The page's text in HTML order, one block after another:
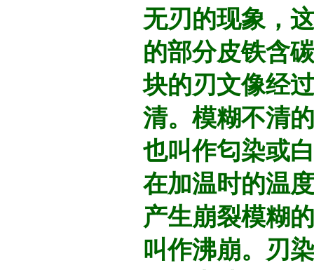
无刃的现象，
的部分皮铁含
块的刃文像经
清。模糊不清
也叫作匂染或
在加温时的温
产生崩裂模糊
叫作沸崩。刃